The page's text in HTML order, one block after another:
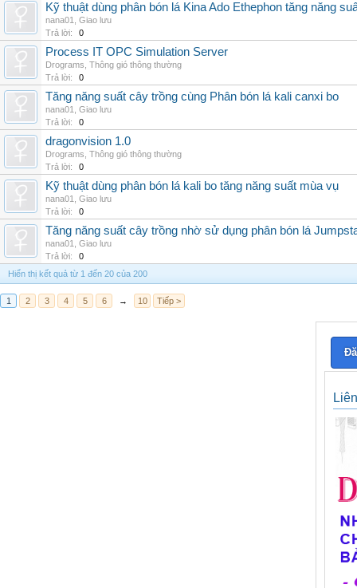
Kỹ thuật dùng phân bón lá Kina Ado Ethephon tăng năng
nana01
Giao lưu
Trả lời:
0
Process IT OPC Simulation Server
Drograms Thông gió thông thường
Trả lời:
0
Tăng năng suất cây trồng cùng Phân bón lá kali canxi bo
nana01
Giao lưu
Trả lời:
0
dragonvision 1.0
Drograms Thông gió thông thường
Trả lời:
0
Kỹ thuật dùng phân bón lá kali bo tăng năng suất mùa vụ
nana01
Giao lưu
Trả lời:
0
Tăng năng suất cây trồng nhờ sử dụng phân bón lá
nana01
Giao lưu
Trả lời:
0
Hiển thị kết quả từ 1 đến 20 của 200
1 2 3 4 5 6 → 10 Tiếp >